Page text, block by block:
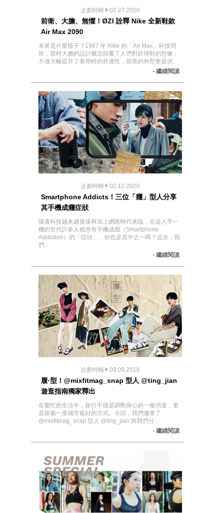
企劃特輯 02.27.2020
前衛、大膽、無懼！ØZI 詮釋 Nike 全新鞋款
Air Max 2090
未來是什麼樣子？1987 年 Nike 的「Air Max」科技問
世，當時大膽的設計概念顛覆了人們對於球鞋的想像，
不僅大幅提升了著用時的舒適性，前衛的外型更提供...
- 繼續閱讀
企劃特輯 02.12.2020
Smartphone Addicts！三位「癮」型人分享
其手機成癮症狀
隨著科技越來越發達再加上網路時代來臨，在這人手一
機的世代許多人都患有手機成癮（Smartphone
Addiction）的「症頭」，你也是其中之一嗎？這次，我
們...
- 繼續閱讀
企劃特輯 09.09.2019
履·型！@mixfitmag_snap 型人 @ting_jian
遊逛指南獨家釋出
在繁忙的生活中，旅行不僅是調劑身心的一種消遣，更
是探索一座城市最好的方式。今回，我們邀來了
@mixfitmag_snap 型人 @ting_jian 與我們分...
- 繼續閱讀